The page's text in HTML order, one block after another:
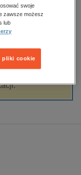
informatyka
Filtrowanie
swoje
zawsze możesz
lub
pliki cookie